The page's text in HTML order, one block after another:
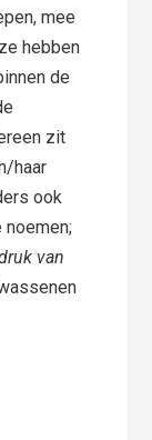
mee
hebben
de
zit
haar
ook
noemen;
van